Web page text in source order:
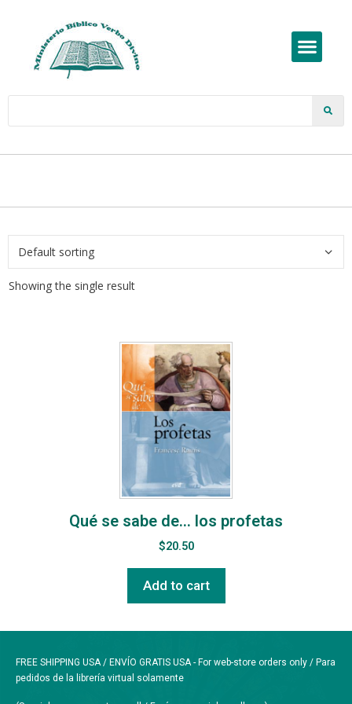
Showing the single result
Qué se sabe de… los profetas
$20.50
Add to cart
FREE SHIPPING USA / ENVÍO GRATIS USA - For web-store orders only / Para
pedidos de la librería virtual solamente